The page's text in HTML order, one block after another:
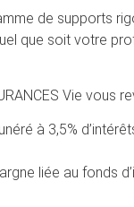
de supports
que soit votre
Vie vous
à 3,5%
liée au fonds